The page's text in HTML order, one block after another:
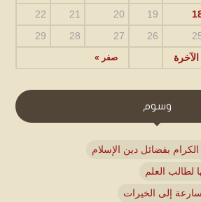
صفر »
19
20
21
22
26
27
28
29
وسوم
بفضائل دين الإسلام
لطالب العلم
إلى الخيرات